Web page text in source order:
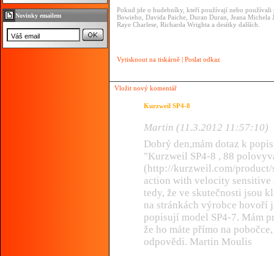
Novinky emailem
Pokud jde o hudebníky, kteří používají nebo
Bowieho, Davida Paiche, Duran Duran, Jeana Michela
Raye Charlese, Richarda Wrighta a desítky dalších.
Vytisknout na tiskárně | Poslat odkaz
Vložit nový komentář
Kurzweil SP4-8
Martin (11.3.2012 11:57:10)
Dobrý den,mám dotaz k
"Kurzweil SP4-8 , 88
(http://kurzweil.com/product/
action with velocity sensitive
tedy, že ve skutečnosti jsou
na stránkách výrobce hovoří
popisují model SP4-7. Mám
že ho máte přímo na
odpovědi. Martin Moulis